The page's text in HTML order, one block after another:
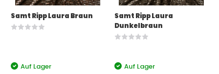
Samt Ripp Laura Braun
Auf Lager
Samt Ripp Laura
Dunkelbraun
Auf Lager